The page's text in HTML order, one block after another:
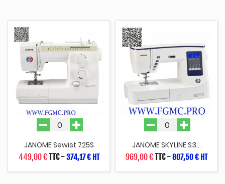
JANOME Sewist 725S
449,00 €TTC-374,17 € HT
JANOME SKYLINE S3...
969,00 €TTC-807,50 € HT